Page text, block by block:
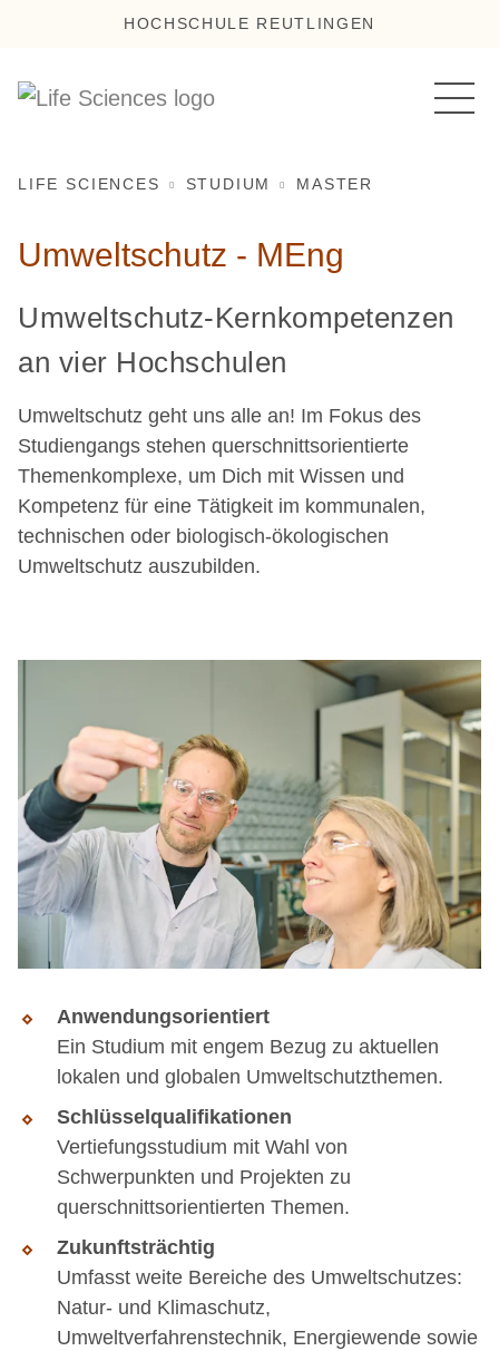
HOCHSCHULE REUTLINGEN
LIFE SCIENCES STUDIUM MASTER
Umweltschutz - MEng
Umweltschutz-Kernkompetenzen
an vier Hochschulen
Umweltschutz geht uns alle an! Im Fokus des
Studiengangs stehen querschnittsorientierte
Themenkomplexe, um Dich mit Wissen und
Kompetenz für eine Tätigkeit im kommunalen,
technischen oder biologisch-ökologischen
Umweltschutz auszubilden.
Anwendungsorientiert
Ein Studium mit engem Bezug zu aktuellen
lokalen und globalen Umweltschutzthemen.
Schlüsselqualifikationen
Vertiefungsstudium mit Wahl von
Schwerpunkten und Projekten zu
querschnittsorientierten Themen.
Zukunftsträchtig
Umfasst weite Bereiche des Umweltschutzes:
Natur- und Klimaschutz,
Umweltverfahrenstechnik, Energiewende sowie